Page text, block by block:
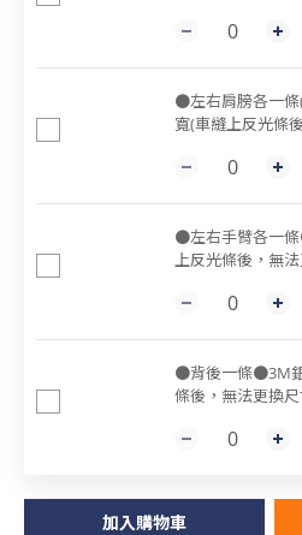
●左右肩膀各一
寬(車縫上反光條
●左右手臂各一
上反光條後，無
●背後一條●3M
條後，無法更換尺
加入購物車